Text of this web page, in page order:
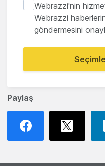
Paylaş
Webrazzi'nin
Webrazzi
göndermesini